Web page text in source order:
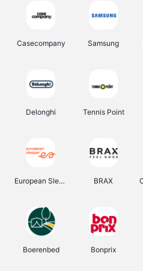
Casecompany Samsung
Delonghi Tennis Point
European Sleeper BRAX
Boerenbed Bonprix